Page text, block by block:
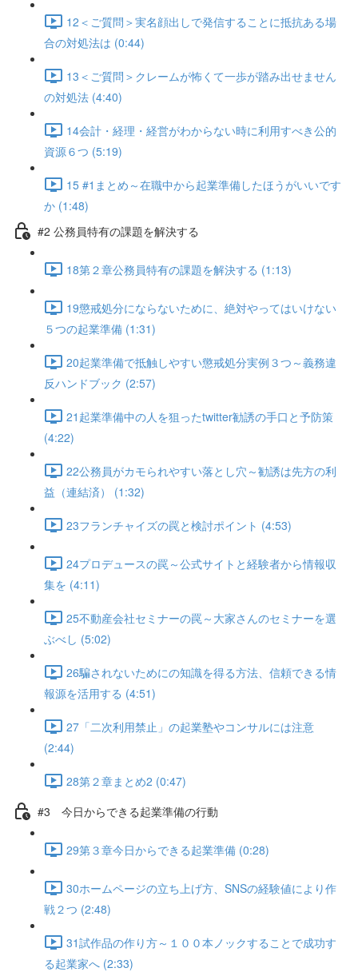
12＜ご質問＞実名顔出しで発信することに抵抗ある場
合の対処法は (0:44)
13＜ご質問＞クレームが怖くて一歩が踏み出せません
の対処法 (4:40)
14会計・経理・経営がわからない時に利用すべき公的
資源６つ (5:19)
15 #1まとめ～在職中から起業準備したほうがいいです
か (1:48)
#2 公務員特有の課題を解決する
18第２章公務員特有の課題を解決する (1:13)
19懲戒処分にならないために、絶対やってはいけない
５つの起業準備 (1:31)
20起業準備で抵触しやすい懲戒処分実例３つ～義務違
反ハンドブック (2:57)
21起業準備中の人を狙ったtwitter勧誘の手口と予防策
(4:22)
22公務員がカモられやすい落とし穴～勧誘は先方の利
益（連結済） (1:32)
23フランチャイズの罠と検討ポイント (4:53)
24プロデュースの罠～公式サイトと経験者から情報収
集を (4:11)
25不動産会社セミナーの罠～大家さんのセミナーを選
ぶべし (5:02)
26騙されないためにの知識を得る方法、信頼できる情
報源を活用する (4:51)
27「二次利用禁止」の起業塾やコンサルには注意
(2:44)
28第２章まとめ2 (0:47)
#3 今日からできる起業準備の行動
29第３章今日からできる起業準備 (0:28)
30ホームページの立ち上げ方、SNSの経験値により作
戦２つ (2:48)
31試作品の作り方～１００本ノックすることで成功す
る起業家へ (2:33)